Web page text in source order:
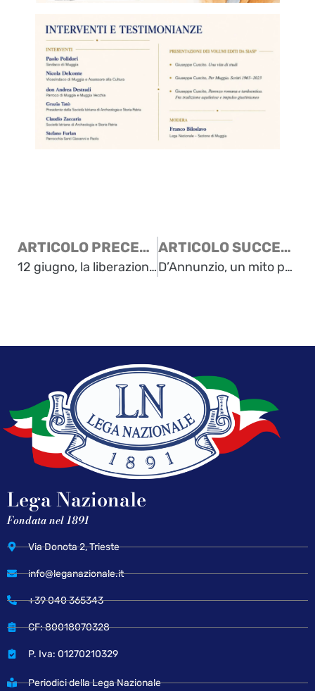
ARTICOLO PRECEDENTE
12 giugno, la liberazione di Trieste dal terrore comunista
ARTICOLO SUCCESSIVO
D’Annunzio, un mito per la destra? Alla Lega Nazionale la presentazione del volume di Giuseppe Parlato
Lega Nazionale
Fondata nel 1891
Via Donota 2, Trieste
info@leganazionale.it
+39 040 365343
CF: 80018070328
P. Iva: 01270210329
Periodici della Lega Nazionale